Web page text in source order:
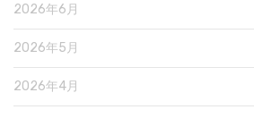
2026年6月
2026年5月
2026年4月